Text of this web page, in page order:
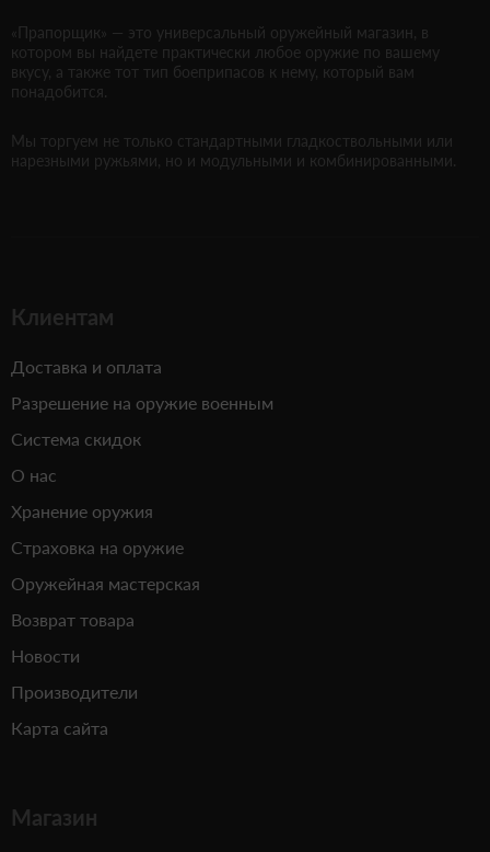
«Прапорщик» — это универсальный оружейный магазин, в
котором вы найдете практически любое оружие по вашему
вкусу, а также тот тип боеприпасов к нему, который вам
понадобится.
Мы торгуем не только стандартными гладкоствольными или
нарезными ружьями, но и модульными и комбинированными.
Клиентам
Доставка и оплата
Разрешение на оружие военным
Система скидок
О нас
Хранение оружия
Страховка на оружие
Оружейная мастерская
Возврат товара
Новости
Производители
Карта сайта
Магазин